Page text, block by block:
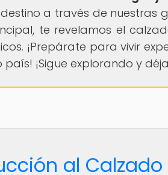
a través de nuestras
te revelamos el
¡Prepárate para vivir
país! ¡Sigue explorando y
al